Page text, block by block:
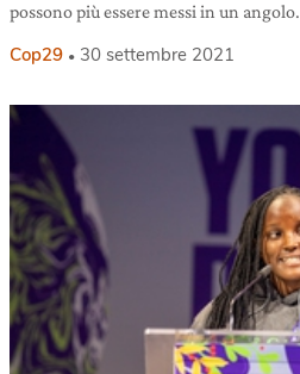
possono più essere messi in un angolo.
Cop29 30 settembre 2021